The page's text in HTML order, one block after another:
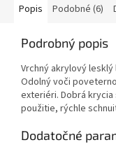
Popis Podobné (6)
Podrobný popis
Vrchný akrylový
Odolný voči
exteriéri. Dobrá
použitie, rýchle
Dodatočné